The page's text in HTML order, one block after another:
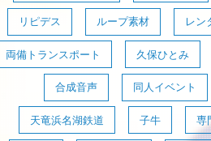
リピデス ループ素材 レン
両備トランスポート 久保ひとみ
合成音声 同人イベント
天竜浜名湖鉄道 子牛 専